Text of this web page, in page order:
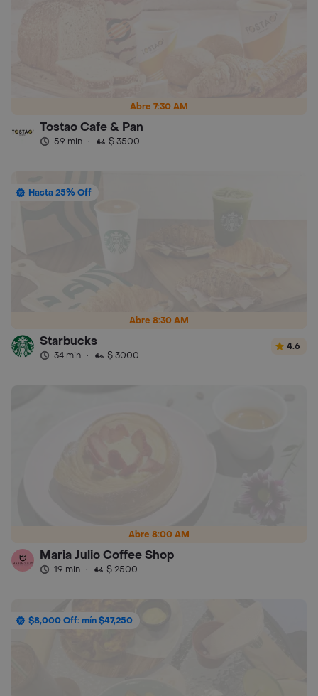
Abre 7:30 AM
Tostao Cafe & Pan
59 min · $ 3500
Abre 8:30 AM
Hasta 25% Off
Starbucks
34 min · $ 3000
4.6
Abre 8:00 AM
Maria Julio Coffee Shop
19 min · $ 2500
$8,000 Off: mín $47,250